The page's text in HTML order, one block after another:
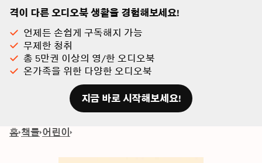
격이 다른 오디오북 생활을 경험해보세요!
언제든 손쉽게 구독해지 가능
무제한 청취
총 5만권 이상의 영/한 오디오북
온가족을 위한 다양한 오디오북
지금 바로 시작해보세요!
홈 책들 어린이